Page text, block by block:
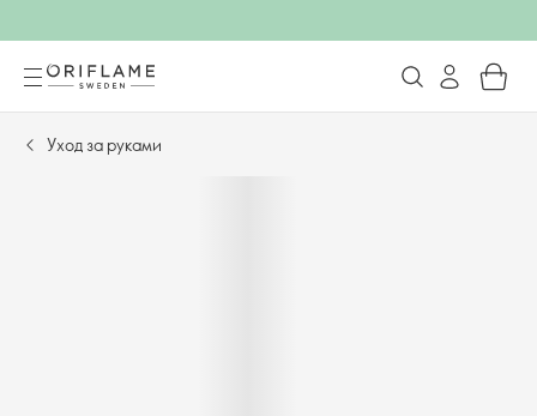
Уход за руками